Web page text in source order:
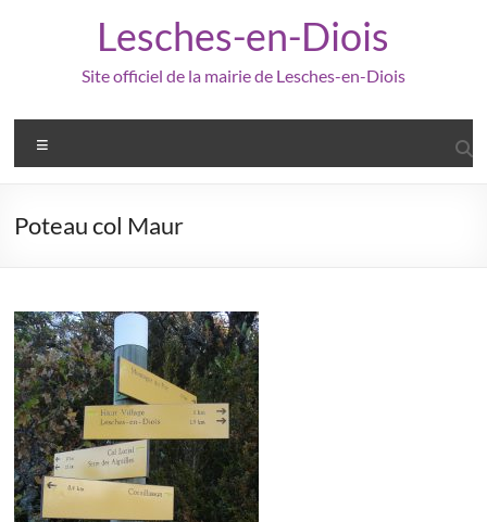
Lesches-en-Diois
Site officiel de la mairie de Lesches-en-Diois
Poteau col Maur